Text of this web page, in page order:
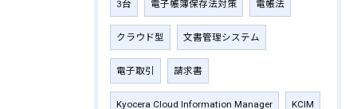
3台 電子帳簿保存法対策 電帳法
クラウド型 文書管理システム
電子取引 請求書
Kyocera Cloud Information Manager KCIM